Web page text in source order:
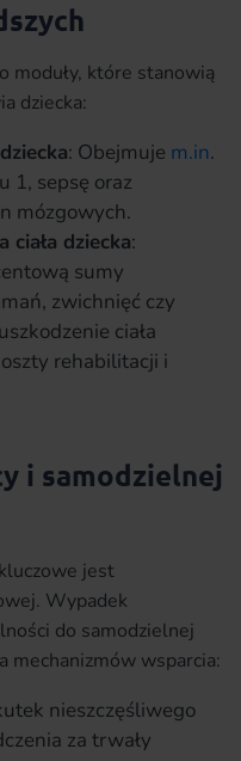
moduły, które stanowią
dziecka:
: Obejmuje m.in.
1, sepsę oraz
mózgowych.
ciała dziecka:
sumy
zwichnięć czy
ciała
rehabilitacji i
i samodzielnej
jest
Wypadek
do samodzielnej
mechanizmów wsparcia:
nieszczęśliwego
za trwały